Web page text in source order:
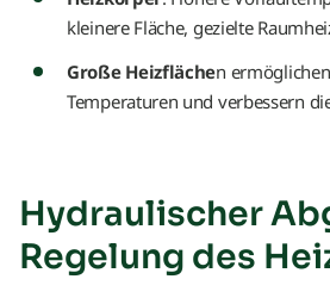
kleinere Fläche, gezielte
Große Heizflächen
Temperaturen und verbessern
Hydraulischer
Regelung des